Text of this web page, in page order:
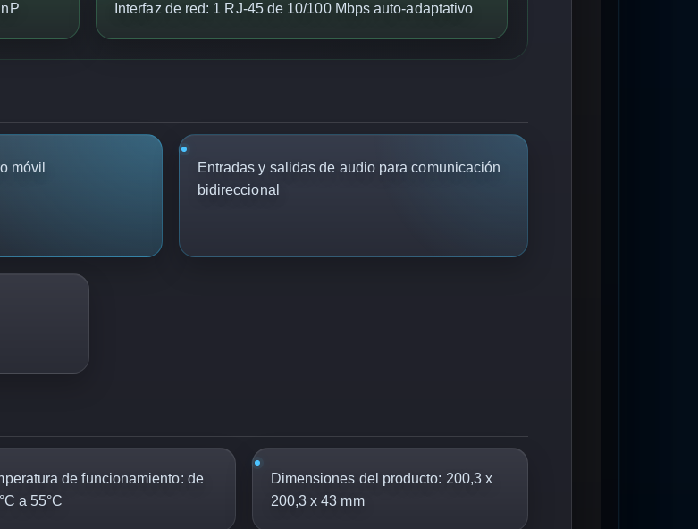
Interfaz de red: 1 RJ-45 de 10/100 Mbps auto-adaptativo
móvil
Entradas y salidas de audio para comunicación
bidireccional
de funcionamiento: de
a 55°C
Dimensiones del producto: 200,3 x
200,3 x 43 mm